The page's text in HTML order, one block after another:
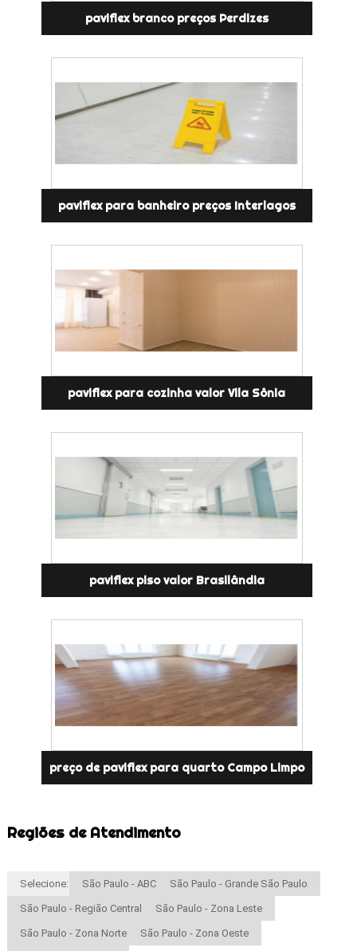
paviflex branco preços Perdizes
paviflex para banheiro preços Interlagos
paviflex para cozinha valor Vila Sônia
paviflex piso valor Brasilândia
preço de paviflex para quarto Campo Limpo
Regiões de Atendimento
Selecione: São Paulo - ABC São Paulo - Grande São Paulo
São Paulo - Região Central São Paulo - Zona Leste
São Paulo - Zona Norte São Paulo - Zona Oeste